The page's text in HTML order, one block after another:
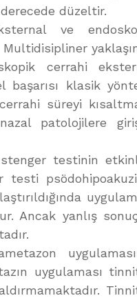
düzeltir.
ve
Multidisipliner
cerrahi
başarısı klasik
süreyi
patolojilere
testinin
testi
Ancak yanlış
uygulaması